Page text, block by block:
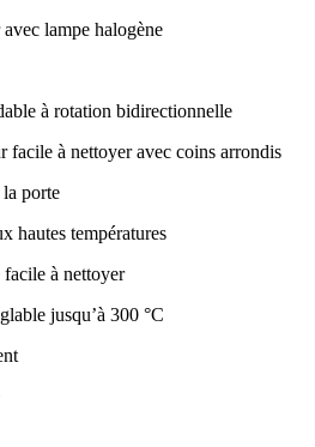
lampe halogène
à rotation bidirectionnelle
facile à nettoyer avec coins arrondis
porte
hautes températures
à nettoyer
jusqu’à 300 °C